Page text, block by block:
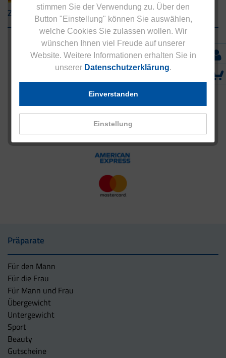
stimmen Sie der Verwendung zu. Über den
Button "Einstellung" können Sie auswählen,
welche Cookies Sie zulassen wollen. Wir
wünschen Ihnen viel Freude auf unserer
Website. Weitere Informationen erhalten Sie in
unserer Datenschutzerklärung.
Einstellung
Einverstanden
Zahlungsarten
Präparate
Für den Mann
Für die Frau
Für Mann und Frau
Übergewicht
Untergewicht
Sport
Beauty
Gutscheine